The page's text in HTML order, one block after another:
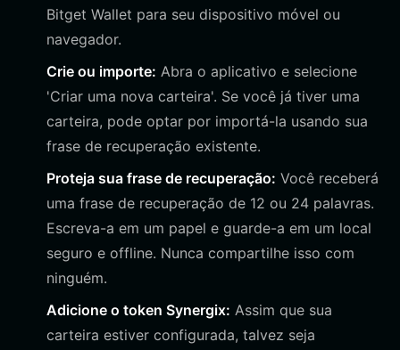
Bitget Wallet para seu dispositivo móvel ou
navegador.
Crie ou importe: Abra o aplicativo e selecione
'Criar uma nova carteira'. Se você já tiver uma
carteira, pode optar por importá-la usando sua
frase de recuperação existente.
Proteja sua frase de recuperação: Você receberá
uma frase de recuperação de 12 ou 24 palavras.
Escreva-a em um papel e guarde-a em um local
seguro e offline. Nunca compartilhe isso com
ninguém.
Adicione o token Synergix: Assim que sua
carteira estiver configurada, talvez seja